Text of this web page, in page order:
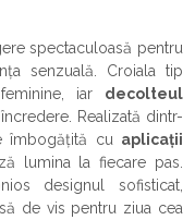
spectaculoasă pentru
senzuală. Croiala tip
iar decolteul
Realizată dintr-
îmbogățită cu aplicații
lumina la fiecare pas.
designul sofisticat,
de vis pentru ziua cea